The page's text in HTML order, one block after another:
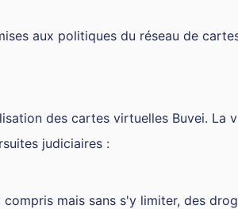
aux politiques du réseau de
des cartes virtuelles Buvei. La
judiciaires :
mais sans s'y limiter, des